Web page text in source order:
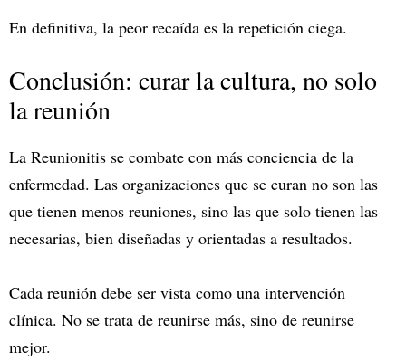
En definitiva, la peor recaída es la repetición ciega.
Conclusión: curar la cultura, no solo
la reunión
La Reunionitis se combate con más conciencia de la
enfermedad. Las organizaciones que se curan no son las
que tienen menos reuniones, sino las que solo tienen las
necesarias, bien diseñadas y orientadas a resultados.
Cada reunión debe ser vista como una intervención
clínica. No se trata de reunirse más, sino de reunirse
mejor.